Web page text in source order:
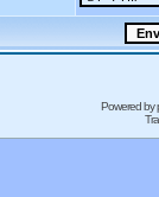
Powered by